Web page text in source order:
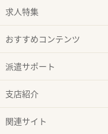
求人特集
おすすめコンテンツ
派遣サポート
支店紹介
関連サイト